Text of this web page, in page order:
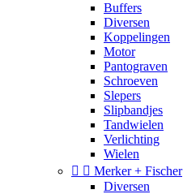
Buffers
Diversen
Koppelingen
Motor
Pantograven
Schroeven
Slepers
Slipbandjes
Tandwielen
Verlichting
Wielen
  Merker + Fischer
Diversen